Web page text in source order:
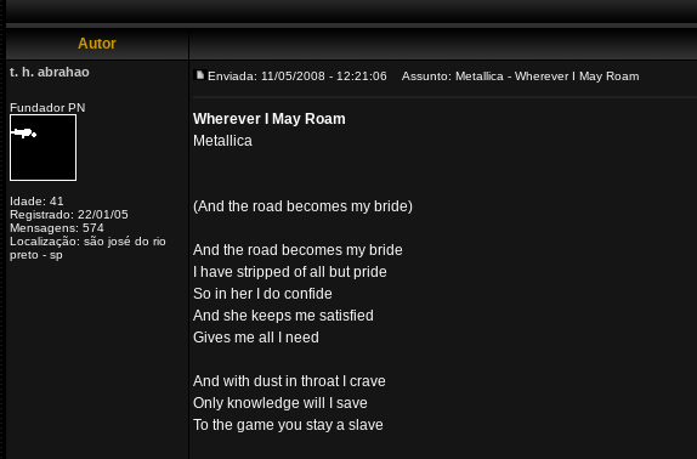
Autor
t. h. abrahao
Fundador PN
Idade: 41
Registrado: 22/01/05
Mensagens: 574
Localização: são josé do rio
preto - sp
Enviada: 11/05/2008 - 12:21:06 Assunto: Metallica - Wherever I May Roam
Wherever I May Roam
Metallica
(And the road becomes my bride)
And the road becomes my bride
I have stripped of all but pride
So in her I do confide
And she keeps me satisfied
Gives me all I need
And with dust in throat I crave
Only knowledge will I save
To the game you stay a slave